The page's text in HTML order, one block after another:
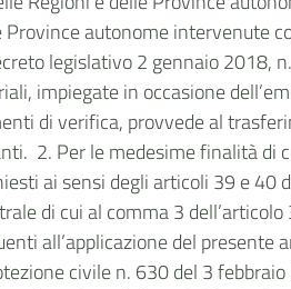
Province autonome intervenute
legislativo 2 gennaio 2018,
impiegate in occasione
di verifica, provvede al
2. Per le medesime finalità di
ai sensi degli articoli 39 e 40
di cui al comma 3 dell’articolo
all’applicazione del presente
civile n. 630 del 3